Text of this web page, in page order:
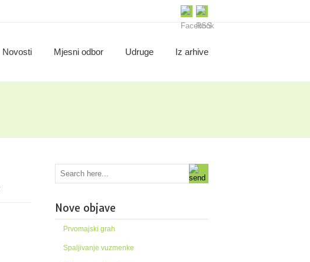
Novosti Mjesni odbor Udruge Iz arhive
Nove objave
Prvomajski grah
Spaljivanje vuzmenke